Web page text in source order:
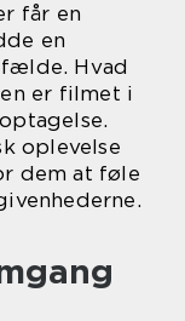
får en
en
Hvad
er filmet i
oplevelse
dem at føle